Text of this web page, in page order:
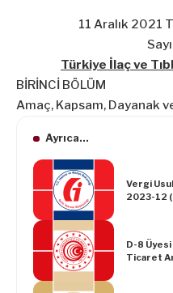
11 Aralık 2021
Türkiye İlaç ve
BİRİNCİ BÖLÜM
Amaç, Kapsam, Dayanak
Ayrıca...
Vergi
2023-12
süresi ile
D-8
Ticaret